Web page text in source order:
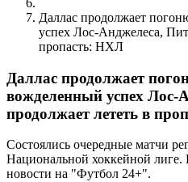
Даллас продолжает
успех Лос-Анджелеса,
пропасть: НХЛ
Даллас продолжает
вожделенный успех Лос-
продолжает лететь в
Состоялись очередные матчи
Национальной хоккейной лиге.
новости на "Футбол 24+".